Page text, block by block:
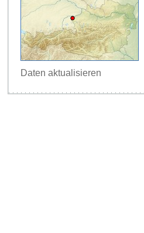
Daten aktualisieren